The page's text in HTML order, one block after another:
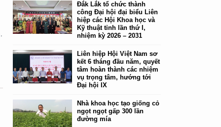
Đắk Lắk tổ chức thành
công Đại hội đại biểu Liên
hiệp các Hội Khoa học và
Kỹ thuật tỉnh lần thứ I,
nhiệm kỳ 2026 – 2031
Liên hiệp Hội Việt Nam sơ
kết 6 tháng đầu năm, quyết
tâm hoàn thành các nhiệm
vụ trọng tâm, hướng tới
Đại hội IX
Nhà khoa học tạo giống cỏ
ngọt ngọt gấp 300 lần
đường mía